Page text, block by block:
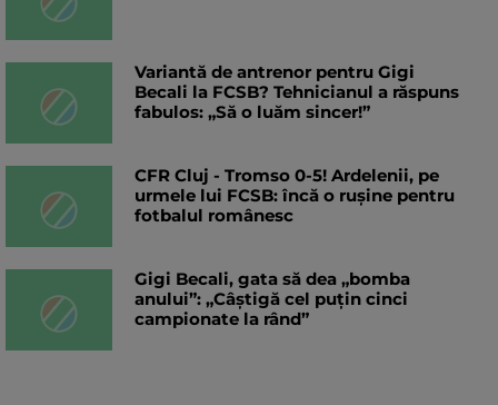
Variantă de antrenor pentru Gigi
Becali la FCSB? Tehnicianul a răspuns
fabulos: „Să o luăm sincer!”
CFR Cluj - Tromso 0-5! Ardelenii, pe
urmele lui FCSB: încă o rușine pentru
fotbalul românesc
Gigi Becali, gata să dea „bomba
anului”: „Câștigă cel puțin cinci
campionate la rând”